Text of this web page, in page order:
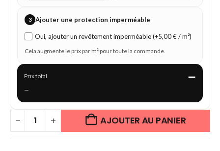
3 Ajouter une protection imperméable
Oui, ajouter un revêtement imperméable (+5,00 € / m²)
Cela augmente le prix par m² pour toute la commande.
Prix total —
—
AJOUTER AU PANIER